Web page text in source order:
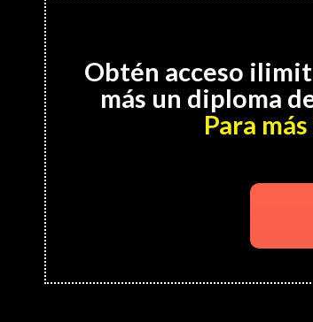
Obtén acceso
más un diploma
Para